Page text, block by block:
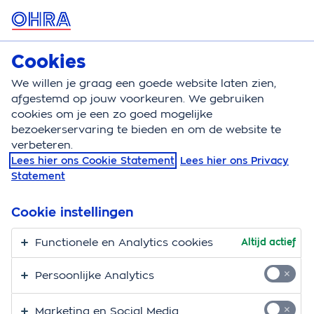
MENU
Huisdierenverzekering
Huisdierenverzekering Vergoedingen
Vergoeding voor
acupunctuur bij je
huisdier
Heeft je huisdier last van klachten zoals jeuk en pijn,
dan kan acupunctuur helpen. Bijvoorbeeld als je
huisdier klachten als hernia, artrose of een
Cookies
We willen je graag een goede website laten zien,
afgestemd op jouw voorkeuren. We gebruiken
cookies om je een zo goed mogelijke
bezoekerservaring te bieden en om de website te
verbeteren.
Lees hier ons Cookie Statement Lees hier ons Privacy
Statement
Cookie instellingen
Functionele en Analytics cookies Altijd actief
Persoonlijke Analytics
Marketing en Social Media